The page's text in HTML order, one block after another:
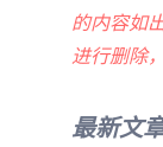
的内容如
进行删除
最新文